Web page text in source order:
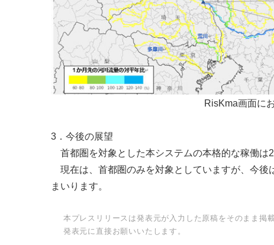
RisKma画面に
3．今後の展望
首都圏を対象とした本システムの本格的な稼働は
現在は、首都圏のみを対象としていますが、今後
まいります。
本プレスリリースは発表元が入力した原稿をそのまま掲
発表元に直接お願いいたします。